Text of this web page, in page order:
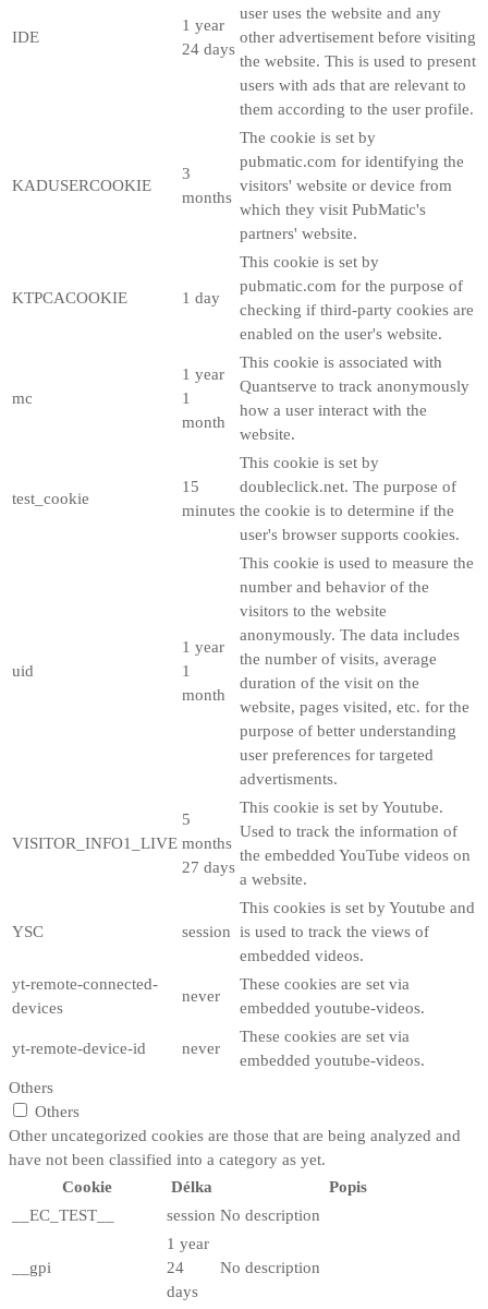
IDE
1 year
24 days
user uses the website and any
other advertisement before visiting
the website. This is used to present
users with ads that are relevant to
them according to the user profile.
KADUSERCOOKIE
3
months
The cookie is set by
pubmatic.com for identifying the
visitors' website or device from
which they visit PubMatic's
partners' website.
KTPCACOOKIE 1 day
This cookie is set by
pubmatic.com for the purpose of
checking if third-party cookies are
enabled on the user's website.
mc
1 year
1
month
This cookie is associated with
Quantserve to track anonymously
how a user interact with the
website.
test_cookie
15
minutes
This cookie is set by
doubleclick.net. The purpose of
the cookie is to determine if the
user's browser supports cookies.
uid
1 year
1
month
This cookie is used to measure the
number and behavior of the
visitors to the website
anonymously. The data includes
the number of visits, average
duration of the visit on the
website, pages visited, etc. for the
purpose of better understanding
user preferences for targeted
advertisments.
VISITOR_INFO1_LIVE
5
months
27 days
This cookie is set by Youtube.
Used to track the information of
the embedded YouTube videos on
a website.
YSC session
This cookies is set by Youtube and
is used to track the views of
embedded videos.
yt-remote-connected-
devices
never
These cookies are set via
embedded youtube-videos.
yt-remote-device-id never
These cookies are set via
embedded youtube-videos.
Others
Others
Other uncategorized cookies are those that are being analyzed and
have not been classified into a category as yet.
Cookie
Délka
Popis
__EC_TEST__
session No description
__gpi
1 year
24
days
No description